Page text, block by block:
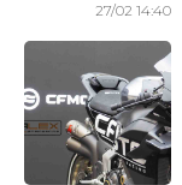
27/02 14:40